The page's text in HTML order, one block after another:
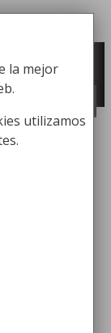
industrial
la mejor
utilizamos